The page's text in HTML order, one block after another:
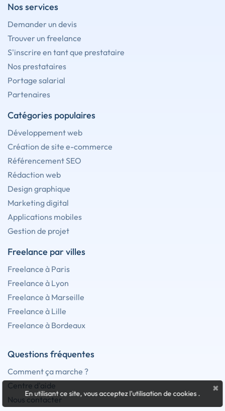
Nos services
Demander un devis
Trouver un freelance
S'inscrire en tant que prestataire
Nos prestataires
Portage salarial
Partenaires
Catégories populaires
Développement web
Création de site e-commerce
Référencement SEO
Rédaction web
Design graphique
Marketing digital
Applications mobiles
Gestion de projet
Freelance par villes
Freelance à Paris
Freelance à Lyon
Freelance à Marseille
Freelance à Lille
Freelance à Bordeaux
Questions fréquentes
Comment ça marche ?
Centre d'aide
Nous contacter
×
En utilisant ce site, vous acceptez l'utilisation de cookies.